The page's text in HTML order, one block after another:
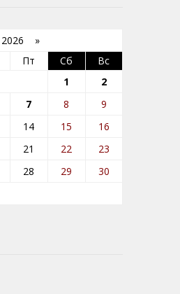
»
Пт Сб
Вс
1
2
7 8
9
14 15
16
21 22
23
28 29
30